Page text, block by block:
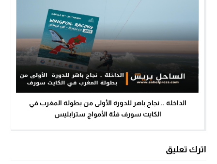
الداخلة .. نجاح باهر للدورة الأولى من بطولة المغرب في
الكايت سورف فئة الأمواج سترابليس
اترك تعليق